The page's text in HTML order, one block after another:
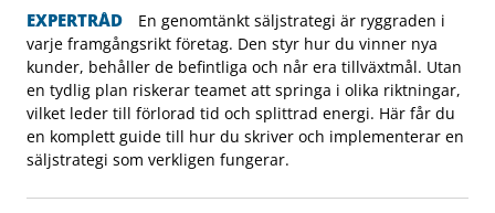
EXPERTRÅD
En genomtänkt säljstrategi är ryggraden i
varje framgångsrikt företag. Den styr hur du vinner nya
kunder, behåller de befintliga och når era tillväxtmål. Utan
en tydlig plan riskerar teamet att springa i olika riktningar,
vilket leder till förlorad tid och splittrad energi. Här får du
en komplett guide till hur du skriver och implementerar en
säljstrategi som verkligen fungerar.